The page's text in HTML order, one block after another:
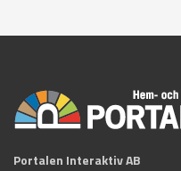
Portalen Interaktiv AB